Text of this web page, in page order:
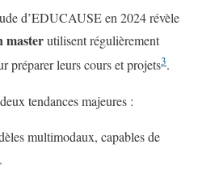
d’EDUCAUSE en 2024 révèle
masterutilisent régulièrement
préparer leurs cours et projets3.
tendances majeures :
multimodaux, capables de